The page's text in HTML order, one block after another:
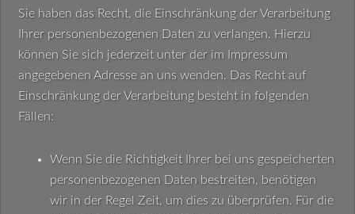
Sie haben das Recht, die Einschränkung der Verarbeitung
Ihrer personenbezogenen Daten zu verlangen. Hierzu
können Sie sich jederzeit unter der im Impressum
angegebenen Adresse an uns wenden. Das Recht auf
Einschränkung der Verarbeitung besteht in folgenden
Fällen:
Wenn Sie die Richtigkeit Ihrer bei uns gespeicherten
personenbezogenen Daten bestreiten, benötigen
wir in der Regel Zeit, um dies zu überprüfen. Für die